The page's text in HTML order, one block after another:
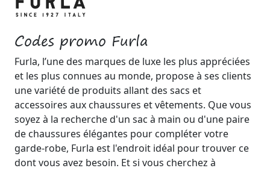
Codes promo Furla
Furla, l’une des marques de luxe les plus appréciées
et les plus connues au monde, propose à ses clients
une variété de produits allant des sacs et
accessoires aux chaussures et vêtements. Que vous
soyez à la recherche d'un sac à main ou d'une paire
de chaussures élégantes pour compléter votre
garde-robe, Furla est l'endroit idéal pour trouver ce
dont vous avez besoin. Et si vous cherchez à